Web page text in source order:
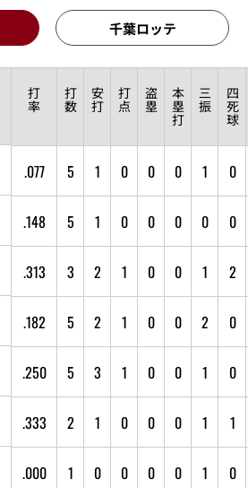
千葉ロッテ
打
率
打
数
安
打
打
点
盗
塁
本
塁
打
三
振
四
死
球
.077 5 1 0 0 0 1 0
.148 5 1 0 0 0 0 0
.313 3 2 1 0 0 1 2
.182 5 2 1 0 0 2 0
.250 5 3 1 0 0 1 0
.333 2 1 0 0 0 1 1
.000 1 0 0 0 0 1 0